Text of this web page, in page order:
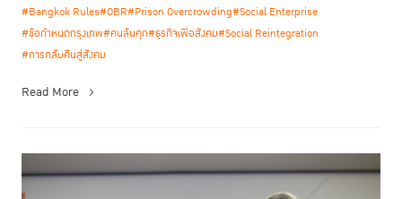
#Bangkok Rules#OBR#Prison Overcrowding#Social Enterprise
#ข้อกำหนดกรุงเทพ#คนล้นคุก#ธุรกิจเพื่อสังคม#Social Reintegration
#การกลับคืนสู่สังคม
Read More